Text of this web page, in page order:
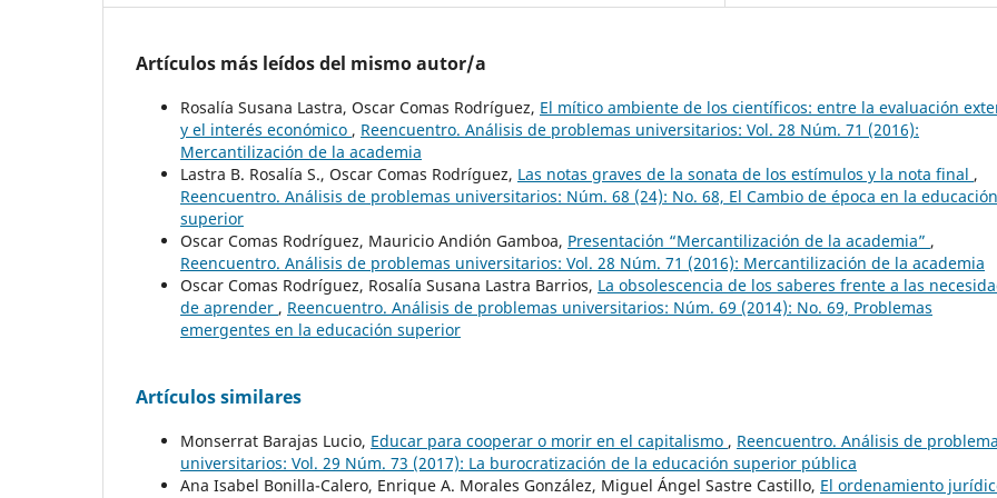
Artículos más leídos del mismo autor/a
Rosalía Susana Lastra, Oscar Comas Rodríguez, El mítico ambiente de los científicos: entre la evaluación
y el interés económico , Reencuentro. Análisis de problemas universitarios: Vol. 28 Núm. 71 (2016):
Mercantilización de la academia
Lastra B. Rosalía S., Oscar Comas Rodríguez, Las notas graves de la sonata de los estímulos y la nota final ,
Reencuentro. Análisis de problemas universitarios: Núm. 68 (24): No. 68, El Cambio de época en la educación
superior
Oscar Comas Rodríguez, Mauricio Andión Gamboa, Presentación “Mercantilización de la academia” ,
Reencuentro. Análisis de problemas universitarios: Vol. 28 Núm. 71 (2016): Mercantilización de la academia
Oscar Comas Rodríguez, Rosalía Susana Lastra Barrios, La obsolescencia de los saberes frente a las
de aprender , Reencuentro. Análisis de problemas universitarios: Núm. 69 (2014): No. 69, Problemas
emergentes en la educación superior
Artículos similares
Monserrat Barajas Lucio, Educar para cooperar o morir en el capitalismo , Reencuentro. Análisis de
universitarios: Vol. 29 Núm. 73 (2017): La burocratización de la educación superior pública
Ana Isabel Bonilla-Calero, Enrique A. Morales González, Miguel Ángel Sastre Castillo, El ordenamiento